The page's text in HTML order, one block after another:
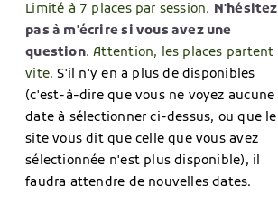
Limité à 7 places par session. N'hésitez
pas à m'écrire si vous avez une
question. Attention, les places partent
vite.S'il n'y en a plus de disponibles
(c'est-à-dire que vous ne voyez aucune
date à sélectionner ci-dessus, ou que le
site vous dit que celle que vous avez
sélectionnée n'est plus disponible), il
faudra attendre de nouvelles dates.